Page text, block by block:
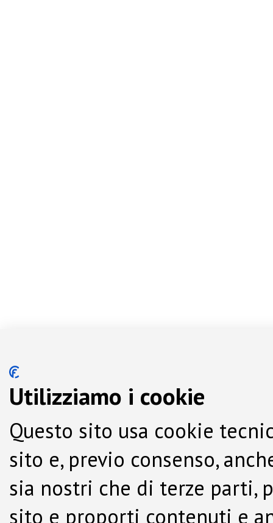
Utilizziamo i cookie
Questo sito usa cookie
sito e, previo consenso,
sia nostri che di terze parti,
sito e proporti contenuti e